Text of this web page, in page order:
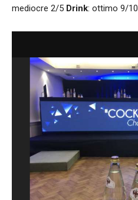
mediocre 2/5 Drink: ottimo 9/10